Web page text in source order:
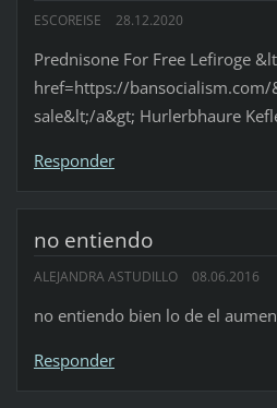
ESCOREISE 28.12.2020
Prednisone For Free Lefiroge
href=https://
sale&lt;/a&gt; Hurlerbhaure
Responder
no entiendo
ALEJANDRA ASTUDILLO 08.06.2016
no entiendo bien lo de el
Responder